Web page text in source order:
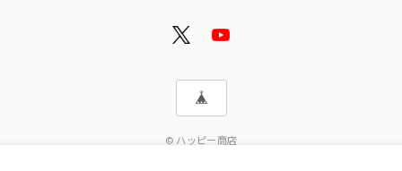
© ハッピー商店